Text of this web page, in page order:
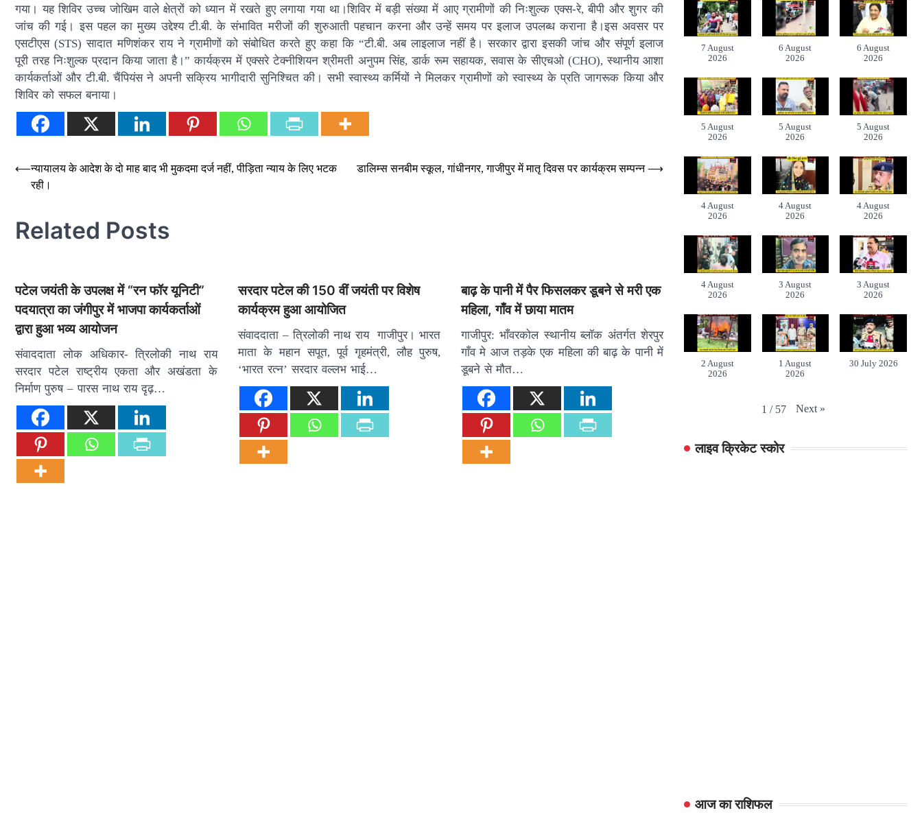
गया। यह शिविर उच्च जोखिम वाले क्षेत्रों को ध्यान में रखते हुए लगाया गया था।शिविर में बड़ी संख्या में आए ग्रामीणों की निःशुल्क एक्स-रे, बीपी और शुगर की
जांच की गई। इस पहल का मुख्य उद्देश्य टी.बी. के संभावित मरीजों की शुरुआती पहचान करना और उन्हें समय पर इलाज उपलब्ध कराना है।इस अवसर पर
एसटीएस (STS) सादात मणिशंकर राय ने ग्रामीणों को संबोधित करते हुए कहा कि “टी.बी. अब लाइलाज नहीं है। सरकार द्वारा इसकी जांच और संपूर्ण इलाज
पूरी तरह निःशुल्क प्रदान किया जाता है।” कार्यक्रम में एक्सरे टेक्नीशियन श्रीमती अनुपम सिंह, डार्क रूम सहायक, सवास के सीएचओ (CHO), स्थानीय आशा
कार्यकर्ताओं और टी.बी. चैंपियंस ने अपनी सक्रिय भागीदारी सुनिश्चित की। सभी स्वास्थ्य कर्मियों ने मिलकर ग्रामीणों को स्वास्थ्य के प्रति जागरूक किया और
शिविर को सफल बनाया।
Post
navigation
⟵न्यायालय के आदेश के दो माह बाद भी मुकदमा दर्ज नहीं, पीड़िता न्याय के लिए भटक
रही।
डालिम्स सनबीम स्कूल, गांधीनगर, गाजीपुर में मातृ दिवस पर कार्यक्रम सम्पन्न ⟶
Related Posts
पटेल जयंती के उपलक्ष में “रन फॉर यूनिटी”
पदयात्रा का जंगीपुर में भाजपा कार्यकर्ताओं
द्वारा हुआ भव्य आयोजन
संवाददाता लोक अधिकार- त्रिलोकी नाथ राय
सरदार पटेल राष्ट्रीय एकता और अखंडता के
निर्माण पुरुष – पारस नाथ राय दृढ़…
सरदार पटेल की 150 वीं जयंती पर विशेष
कार्यक्रम हुआ आयोजित
संवाददाता – त्रिलोकी नाथ राय गाजीपुर। भारत
माता के महान सपूत, पूर्व गृहमंत्री, लौह पुरुष,
‘भारत रत्न’ सरदार वल्लभ भाई…
बाढ़ के पानी में पैर फिसलकर डूबने से मरी एक
महिला, गाँव में छाया मातम
गाजीपुर: भाँवरकोल स्थानीय ब्लॉक अंतर्गत शेरपुर
गाँव मे आज तड़के एक महिला की बाढ़ के पानी में
डूबने से मौत…
7 August
2026
6 August
2026
6 August
2026
5 August
2026
5 August
2026
5 August
2026
4 August
2026
4 August
2026
4 August
2026
4 August
2026
3 August
2026
3 August
2026
2 August
2026
1 August
2026
30 July 2026
1 / 57 Next »
लाइव क्रिकेट स्कोर
आज का राशिफल